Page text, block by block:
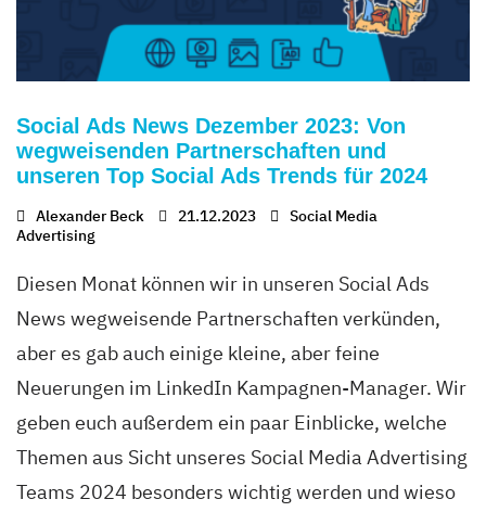
Social Ads News Dezember 2023: Von
wegweisenden Partnerschaften und
unseren Top Social Ads Trends für 2024
Alexander Beck 21.12.2023
Social Media
Advertising
Diesen Monat können wir in unseren Social Ads
News wegweisende Partnerschaften verkünden,
aber es gab auch einige kleine, aber feine
Neuerungen im LinkedIn Kampagnen-Manager. Wir
geben euch außerdem ein paar Einblicke, welche
Themen aus Sicht unseres Social Media Advertising
Teams 2024 besonders wichtig werden und wieso